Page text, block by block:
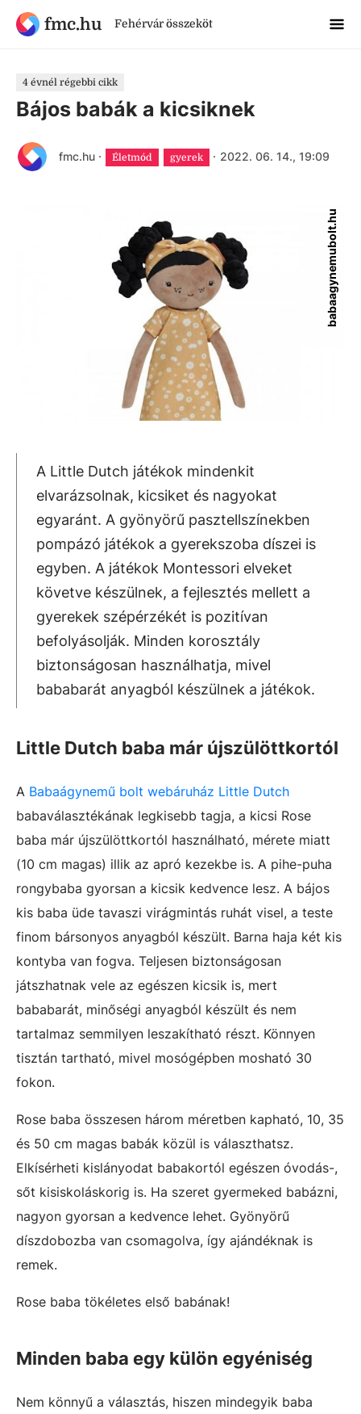
fmc.hu Fehérvár összeköt
4 évnél régebbi cikk
Bájos babák a kicsiknek
fmc.hu · Életmód gyerek · 2022. 06. 14., 19:09
babaagynemubolt.hu
A Little Dutch játékok mindenkit
elvarázsolnak, kicsiket és nagyokat
egyaránt. A gyönyörű pasztellszínekben
pompázó játékok a gyerekszoba díszei is
egyben. A játékok Montessori elveket
követve készülnek, a fejlesztés mellett a
gyerekek szépérzékét is pozitívan
befolyásolják. Minden korosztály
biztonságosan használhatja, mivel
bababarát anyagból készülnek a játékok.
Little Dutch baba már újszülöttkortól
A Babaágynemű bolt webáruház Little Dutch
babaválasztékának legkisebb tagja, a kicsi Rose
baba már újszülöttkortól használható, mérete miatt
(10 cm magas) illik az apró kezekbe is. A pihe-puha
rongybaba gyorsan a kicsik kedvence lesz. A bájos
kis baba üde tavaszi virágmintás ruhát visel, a teste
finom bársonyos anyagból készült. Barna haja két kis
kontyba van fogva. Teljesen biztonságosan
játszhatnak vele az egészen kicsik is, mert
bababarát, minőségi anyagból készült és nem
tartalmaz semmilyen leszakítható részt. Könnyen
tisztán tartható, mivel mosógépben mosható 30
fokon.
Rose baba összesen három méretben kapható, 10, 35
és 50 cm magas babák közül is választhatsz.
Elkísérheti kislányodat babakortól egészen óvodás-,
sőt kisiskoláskorig is. Ha szeret gyermeked babázni,
nagyon gyorsan a kedvence lehet. Gyönyörű
díszdobozba van csomagolva, így ajándéknak is
remek.
Rose baba tökéletes első babának!
Minden baba egy külön egyéniség
Nem könnyű a választás, hiszen mindegyik baba